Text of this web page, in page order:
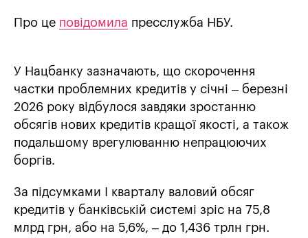
Про це повідомила пресслужба НБУ.
У Нацбанку зазначають, що скорочення
частки проблемних кредитів у січні – березні
2026 року відбулося завдяки зростанню
обсягів нових кредитів кращої якості, а також
подальшому врегулюванню непрацюючих
боргів.
За підсумками I кварталу валовий обсяг
кредитів у банківській системі зріс на 75,8
млрд грн, або на 5,6%, – до 1,436 трлн грн.